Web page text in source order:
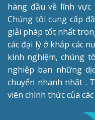
hàng đầu về lĩnh vực
Chúng tôi cung cấp
giải pháp tốt nhất
các đại lý ở khắp các
kinh nghiệm, chúng
nghiệp bạn những
chuyển nhanh nhất .
viên chính thức của